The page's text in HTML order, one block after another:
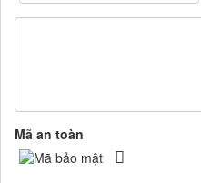
Mã an toàn